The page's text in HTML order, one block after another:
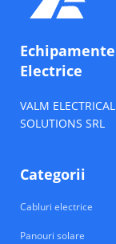
Echipamente
Electrice
VALM ELECTRICAL
SOLUTIONS SRL
Categorii
Cabluri electrice
Panouri solare